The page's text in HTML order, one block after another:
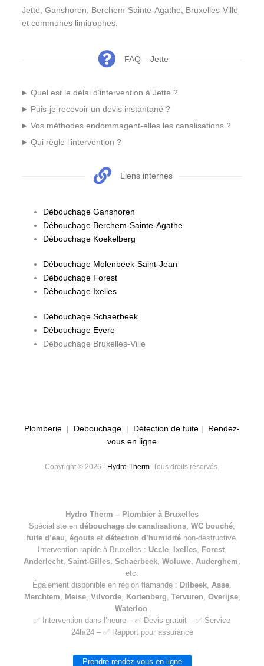
Jette, Ganshoren, Berchem-Sainte-Agathe, Bruxelles-Ville
et communes limitrophes.
FAQ – Jette
Quel est le délai d’intervention à Jette ?
Puis-je recevoir un devis instantané ?
Vos méthodes endommagent-elles les canalisations ?
Qui règle l’intervention ?
Liens internes
Débouchage Ganshoren
Débouchage Berchem-Sainte-Agathe
Débouchage Koekelberg
Débouchage Molenbeek-Saint-Jean
Débouchage Forest
Débouchage Ixelles
Débouchage Schaerbeek
Débouchage Evere
Débouchage Bruxelles-Ville
Plomberie | Debouchage | Détection de fuite | Rendez-
vous en ligne
Copyright © 2026– Hydro-Therm. Tous droits réservés.
Hydro Therm – Plombier à Bruxelles
Spécialiste en débouchage de canalisations, WC bouché,
fuite d’eau, égoutset détection d’humiditénon-destructive.
Intervention rapide à Bruxelles : Uccle, Ixelles, Forest,
Anderlecht, Saint-Gilles, Schaerbeek, Woluwe, Auderghem,
etc.
Également disponible en région flamande : Dilbeek, Asse,
Merchtem, Meise, Vilvorde, Kortenberg, Tervuren, Overijse,
Waterloo.
✅ Intervention dans l’heure – ✅ Devis gratuit – ✅ Service
24h/24 – ✅ Rapport pour assurance
Prendre rendez-vous en ligne